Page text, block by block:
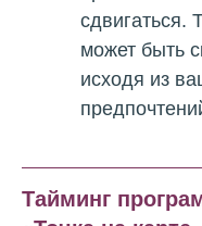
сдвигаться.
может быть
исходя из
Тайминг